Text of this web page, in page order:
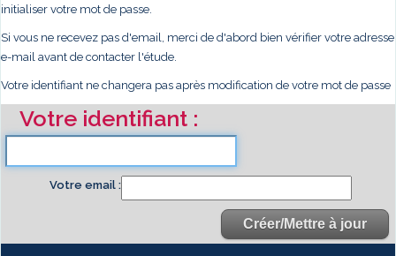
initialiser votre mot de passe.
Si vous ne recevez pas d'email, merci de d'abord bien vérifier votre adresse
e-mail avant de contacter l'étude.
Votre identifiant ne changera pas après modification de votre mot de passe
Votre identifiant
Votre email